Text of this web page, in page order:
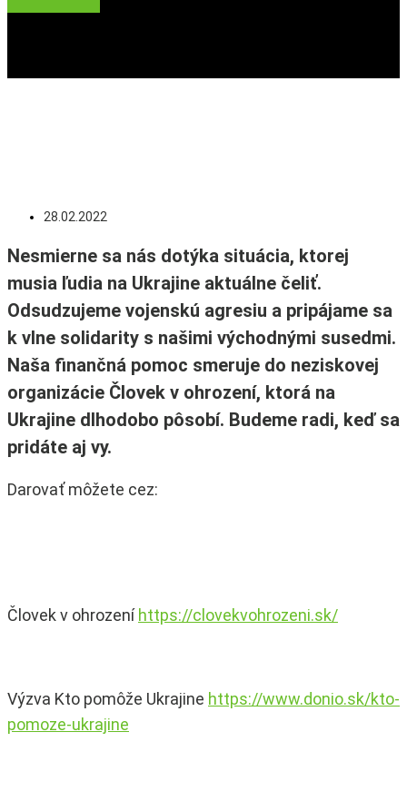
28.02.2022
Nesmierne sa nás dotýka situácia, ktorej
musia ľudia na Ukrajine aktuálne čeliť.
Odsudzujeme vojenskú agresiu a pripájame sa
k vlne solidarity s našimi východnými susedmi.
Naša finančná pomoc smeruje do neziskovej
organizácie Človek v ohrození, ktorá na
Ukrajine dlhodobo pôsobí. Budeme radi, keď sa
pridáte aj vy.
Darovať môžete cez:
Človek v ohrození https://clovekvohrozeni.sk/
Výzva Kto pomôže Ukrajine https://www.donio.sk/kto-
pomoze-ukrajine